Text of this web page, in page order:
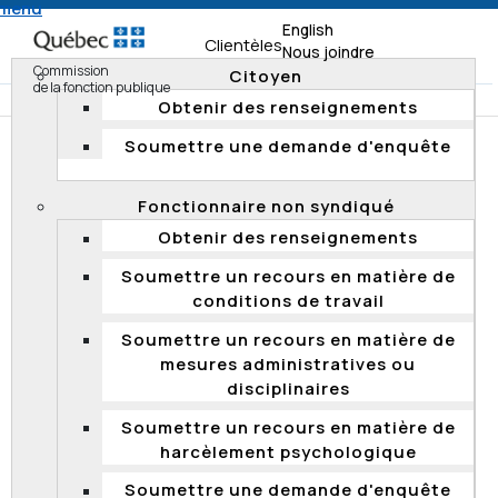
Commission
de la fonction publique
English
Nous joindre
Clientèles
Citoyen
Obtenir des renseignements
Soumettre une demande d'enquête
Fonctionnaire non syndiqué
Obtenir des renseignements
Soumettre un recours en matière de
conditions de travail
Soumettre un recours en matière de
mesures administratives ou
disciplinaires
Soumettre un recours en matière de
harcèlement psychologique
Soumettre une demande d'enquête
Accueil Documentation
Rapports de vérification
Rapports de vérification antérieurs à 2016
Rapport de vérification en matière de dotation
ministère de l'Immigration, de la Diversité et de
l'Inclusion (décembre 2015)
et sur les promotions sans concours au
ministère de la Culture et des Communications
(septembre 2015)